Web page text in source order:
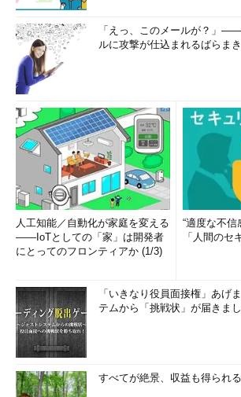
「えっ、このメールが？」
ルに攻撃が仕込まれるばらま
人工知能／自動化が家庭を変える
――IoTとしての「家」は開発者
にとってのフロンティアか (1/3)
“適度な不信
「人間のセ
「いきなり役員面接権」あげ
テムから「挑戦状」が届きま
すべてが絶景、収益も得られ